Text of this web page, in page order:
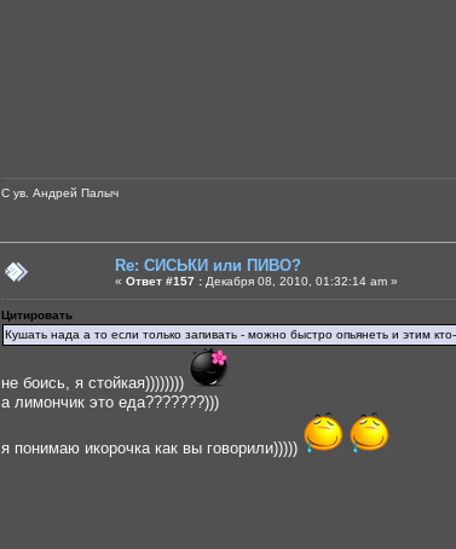
С ув. Андрей Палыч
Re: СИСЬКИ или ПИВО?
« Ответ #157 : Декабря 08, 2010, 01:32:14 am »
Цитировать
Кушать нада а то если только запивать - можно быстро опьянеть и этим кто-
не боись, я стойкая))))))))
а лимончик это еда???????)))
я понимаю икорочка как вы говорили)))))